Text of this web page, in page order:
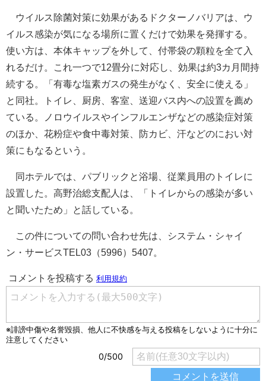
ウイルス除菌対策に効果があるドクターノバリアは、ウ
イルス感染が気になる場所に置くだけで効果を発揮する。
使い方は、本体キャップを外して、付帯袋の顆粒を全て入
れるだけ。これ一つで12畳分に対応し、効果は約3カ月間持
続する。「有毒な塩素ガスの発生がなく、安全に使える」
と同社。トイレ、厨房、客室、送迎バス内への設置を薦め
ている。ノロウイルスやインフルエンザなどの感染症対策
のほか、花粉症や食中毒対策、防カビ、汗などのにおい対
策にもなるという。
同ホテルでは、パブリックと浴場、従業員用のトイレに
設置した。高野治総支配人は、「トイレからの感染が多い
と聞いたため」と話している。
この件についての問い合わせ先は、システム・シャイ
ン・サービスTEL03（5996）5407。